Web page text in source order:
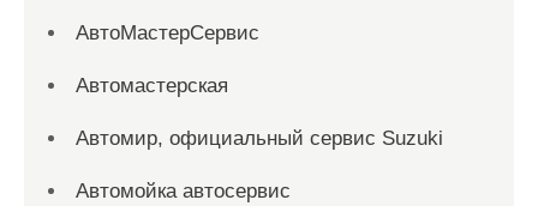
АвтоМастерСервис
Автомастерская
Автомир, официальный сервис Suzuki
Автомойка автосервис